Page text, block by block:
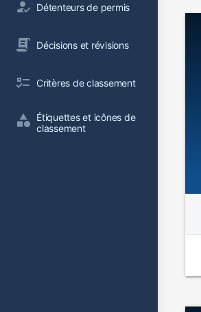
Détenteurs de permis
Décisions et révisions
Critères de classement
Étiquettes et icônes de
classement